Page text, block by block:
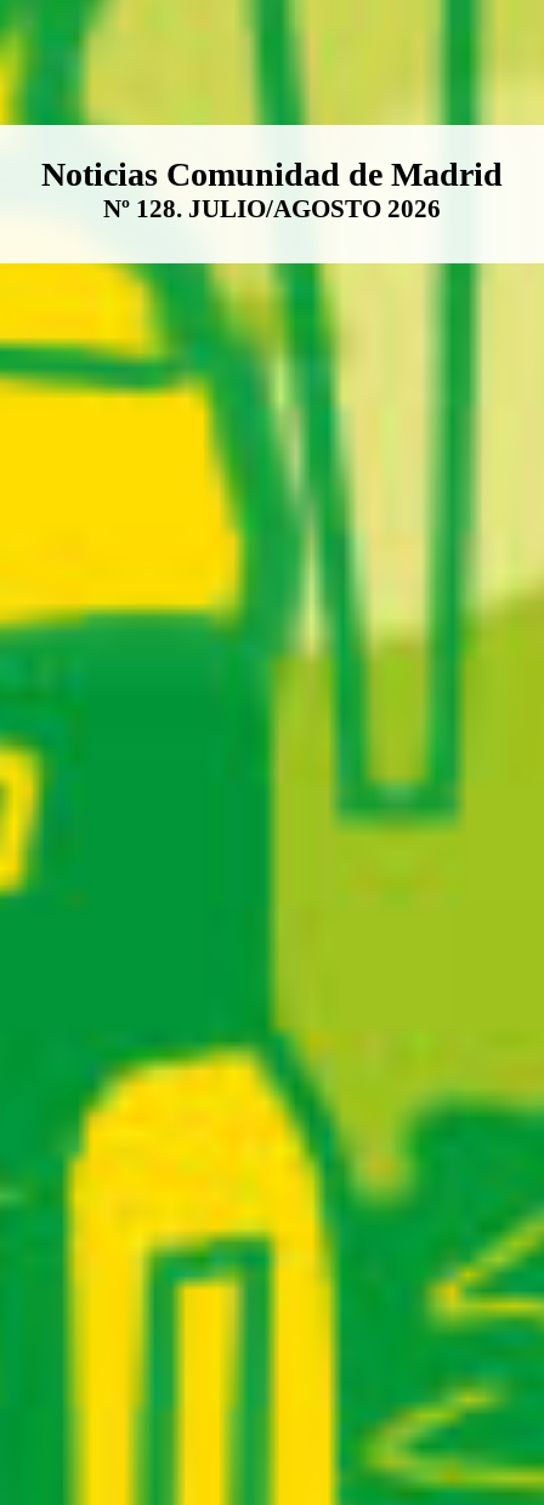
Boletín Noticias Comunidad de
Noticias Comunidad de Madrid
Nº 128. JULIO/AGOSTO 2026